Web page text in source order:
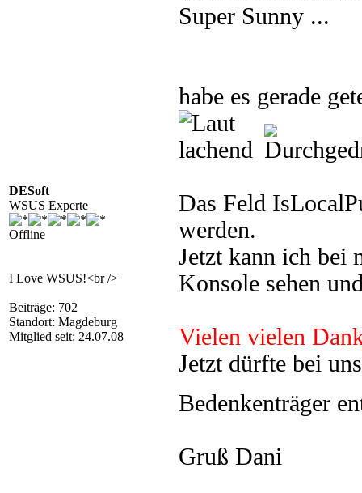
DESoft
WSUS Experte
Offline
I Love WSUS!<br />
Beiträge: 702
Standort: Magdeburg
Mitglied seit: 24.07.08
Super Sunny ...
habe es gerade
Das Feld
werden.
Jetzt kann ich bei
Konsole sehen
Vielen vielen
Jetzt dürfte bei
Bedenkenträger
Gruß Dani